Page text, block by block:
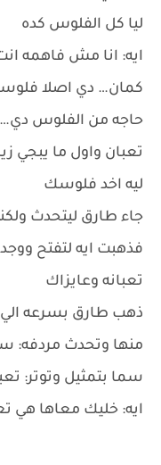
ليا كل الفلوس كده
ايه: انا مش فاهمه
كمان… دي اصلا
حاجه من الفلوس
تعبان واول ما يبجي
ليه اخد فلوسك
جاء طارق ليتحدث
فذهبت ايه لتفتح
تعبانه وعايزاك
ذهب طارق بسرعه الي
منها وتحدث مردفه:
سما بتمثيل وتوتر:
ايه: خليك معاها هي